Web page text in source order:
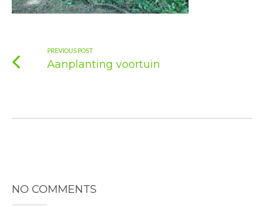
PREVIOUS POST
Aanplanting voortuin
NO COMMENTS